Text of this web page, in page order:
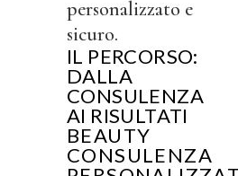
personalizzato e
sicuro.
IL PERCORSO:
DALLA
CONSULENZA
AI RISULTATI
BEAUTY
CONSULENZA